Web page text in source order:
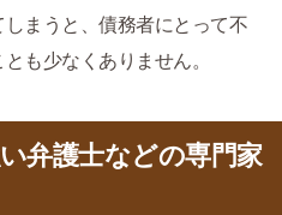
まうと、債務者にとって不
も少なくありません。
弁護士などの専門家